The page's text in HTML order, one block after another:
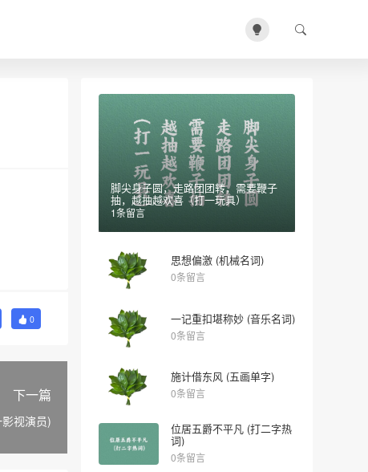
0
下一篇
视演员)
脚尖身子圆，走路团团转，需要鞭子
抽，越抽越欢喜（打一玩具）
1条留言
思想偏激 (机械名词)
0条留言
一记重扣堪称妙 (音乐名词)
0条留言
施计借东风 (五画单字)
0条留言
位居五爵不平凡 (打二字热
词)
0条留言